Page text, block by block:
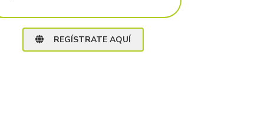
REGÍSTRATE AQUÍ